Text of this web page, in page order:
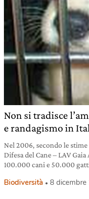
Non si tradisce
e randagismo in
Nel 2006, secondo le
Difesa del Cane – LAV
100.000 cani e 50.000
Biodiversità 8